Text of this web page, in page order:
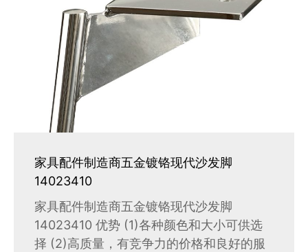
家具配件制造商五金镀铬现代沙发脚
14023410
家具配件制造商五金镀铬现代沙发脚
14023410 优势 (1)各种颜色和大小可供选
择 (2)高质量，有竞争力的价格和良好的服